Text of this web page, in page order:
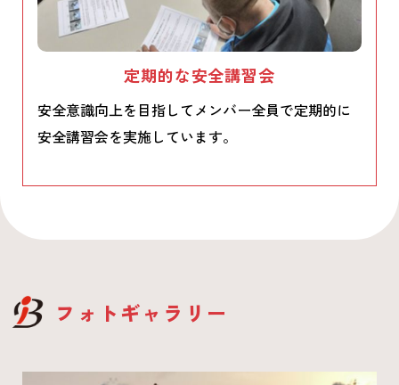
定期的な安全講習会
安全意識向上を目指してメンバー全員で定期的に
安全講習会を実施しています。
フォトギャラリー